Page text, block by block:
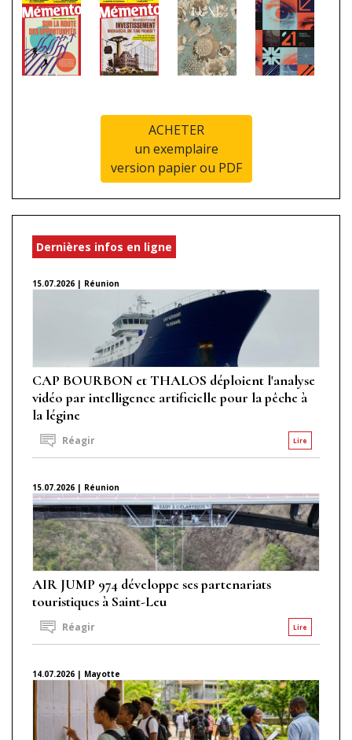
ACHETER
un exemplaire
version papier ou PDF
Dernières infos en ligne
15.07.2026 | Réunion
CAP BOURBON et THALOS déploient l'analyse
vidéo par intelligence artificielle pour la pêche à
la légine
Lire
Réagir
15.07.2026 | Réunion
AIR JUMP 974 développe ses partenariats
touristiques à Saint-Leu
Lire
Réagir
14.07.2026 | Mayotte